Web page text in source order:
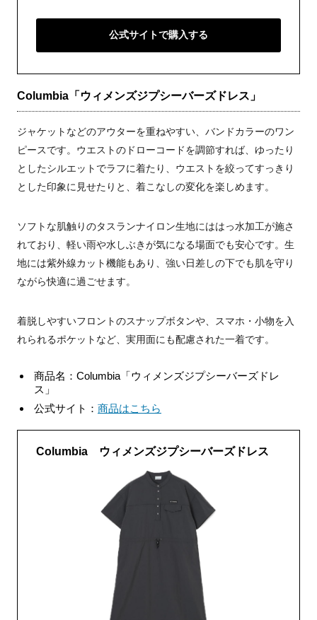
公式サイトで購入する
Columbia「ウィメンズジプシーバーズドレス」
ジャケットなどのアウターを重ねやすい、バンドカラーのワン
ピースです。ウエストのドローコードを調節すれば、ゆったり
としたシルエットでラフに着たり、ウエストを絞ってすっきり
とした印象に見せたりと、着こなしの変化を楽しめます。
ソフトな肌触りのタスランナイロン生地にははっ水加工が施さ
れており、軽い雨や水しぶきが気になる場面でも安心です。生
地には紫外線カット機能もあり、強い日差しの下でも肌を守り
ながら快適に過ごせます。
着脱しやすいフロントのスナップボタンや、スマホ・小物を入
れられるポケットなど、実用面にも配慮された一着です。
商品名：Columbia「ウィメンズジプシーバーズドレ
ス」
公式サイト： 商品はこちら
Columbia ウィメンズジプシーバーズドレス